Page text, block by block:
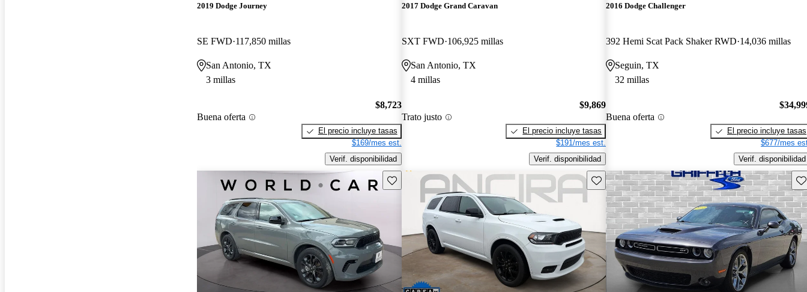
2019 Dodge Journey
SE FWD 117,850 millas
San Antonio, TX
3 millas
Buena oferta
$8,723
El precio incluye tasas
$169/mes est.
Verif. disponibilidad
2017 Dodge Grand Caravan
SXT FWD 106,925 millas
San Antonio, TX
4 millas
Trato justo
$9,869
El precio incluye tasas
$191/mes est.
Verif. disponibilidad
2016 Dodge Challenger
392 Hemi Scat Pack Shaker RWD 14,036 millas
Seguin, TX
32 millas
Buena oferta
El precio incluye tasas
$677/mes
Verif. disponibilidad
Guarda este Aviso Guarda este Aviso